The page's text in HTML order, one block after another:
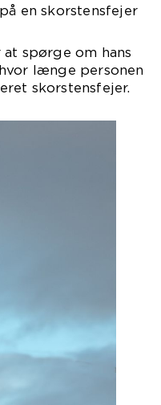
en skorstensfejer
spørge om hans
længe personen
skorstensfejer.